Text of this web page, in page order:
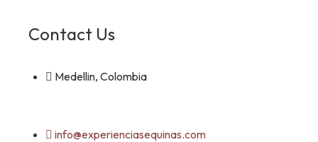
Contact Us
Medellin, Colombia
info@experienciasequinas.com